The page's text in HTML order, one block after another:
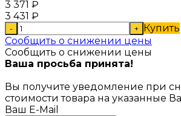
3 371 ₽
3 431 ₽
- + Купить
Сообщить о снижении цены
Сообщить о снижении цены
Ваша просьба принята!
Вы получите уведомление при
стоимости товара на указанные
Ваш E-Mail